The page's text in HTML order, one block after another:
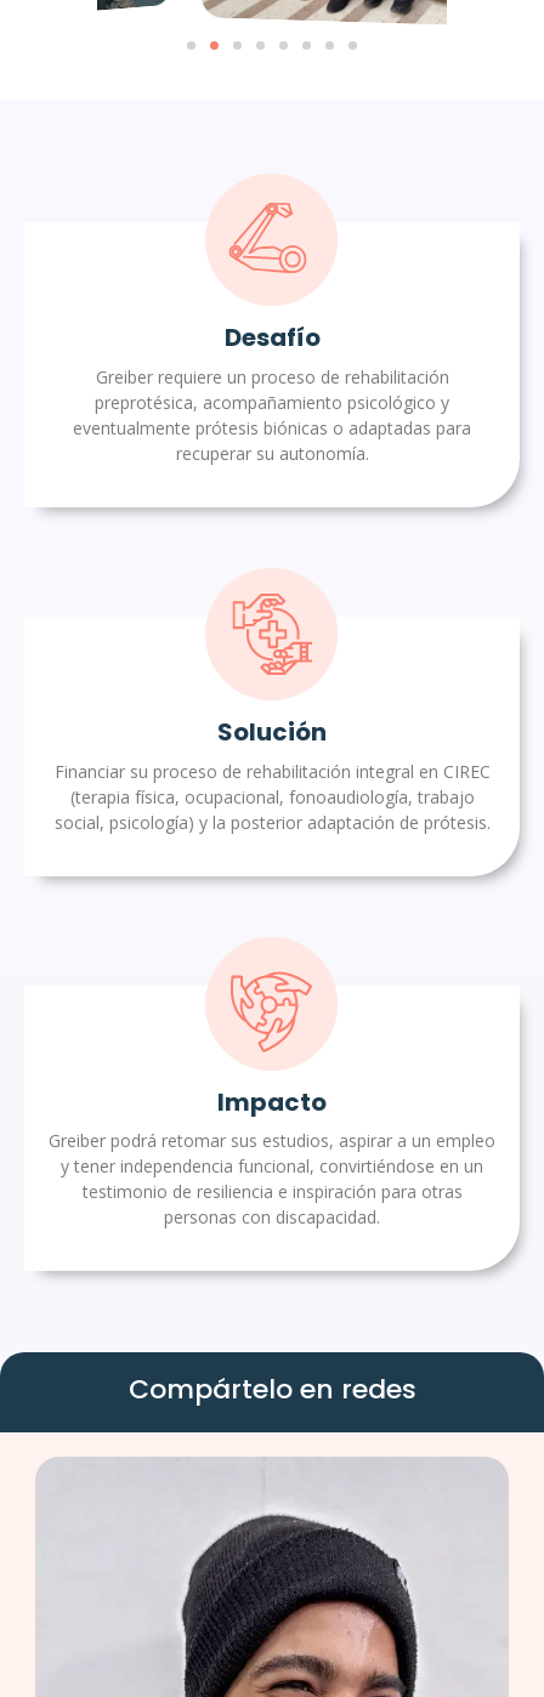
Desafío
Greiber requiere un proceso de rehabilitación
preprotésica, acompañamiento psicológico y
eventualmente prótesis biónicas o adaptadas para
recuperar su autonomía.
Solución
Financiar su proceso de rehabilitación integral en CIREC
(terapia física, ocupacional, fonoaudiología, trabajo
social, psicología) y la posterior adaptación de prótesis.
Impacto
Greiber podrá retomar sus estudios, aspirar a un empleo
y tener independencia funcional, convirtiéndose en un
testimonio de resiliencia e inspiración para otras
personas con discapacidad.
Compártelo en redes